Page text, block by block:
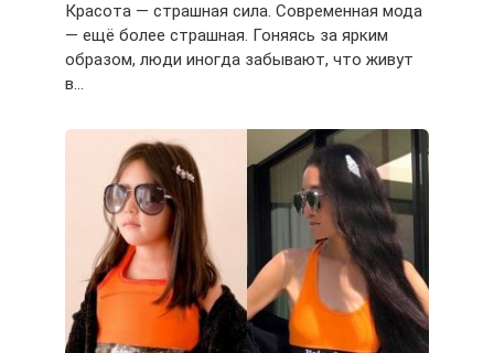
Красота — страшная сила. Современная мода
— ещё более страшная. Гоняясь за ярким
образом, люди иногда забывают, что живут
в…